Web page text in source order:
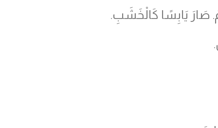
صَارَ يَابِسًا كَالْخَشَبِ.